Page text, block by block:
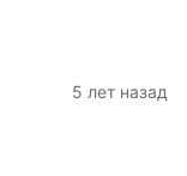
5 лет назад